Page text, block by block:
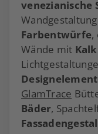
venezianische
Farbentwürfe,
Wände mit
GlamTrace
Bäder,